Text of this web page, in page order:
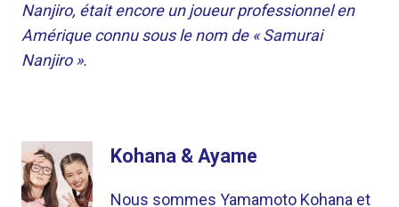
Nanjiro, était encore un joueur professionnel en
Amérique connu sous le nom de « Samurai
Nanjiro ».
Kohana & Ayame
Nous sommes Yamamoto Kohana et